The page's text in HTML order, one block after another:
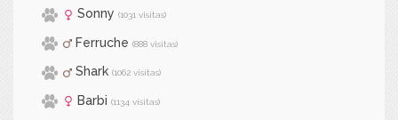
Sonny (1031 visitas)
Ferruche (888 visitas)
Shark (1062 visitas)
Barbi (1134 visitas)